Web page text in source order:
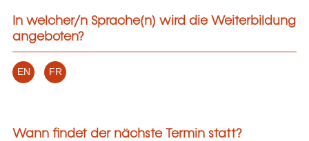
In welcher/n Sprache(n) wird die Weiterbildung
angeboten?
EN FR
Wann findet der nächste Termin statt?